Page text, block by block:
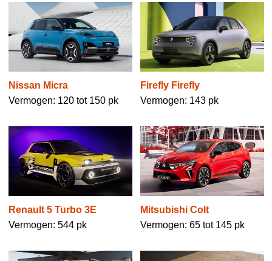
Nissan Micra
Vermogen: 120 tot 150 pk
Firefly Firefly
Vermogen: 143 pk
Renault 5 Turbo 3E
Vermogen: 544 pk
Mitsubishi Colt
Vermogen: 65 tot 145 pk